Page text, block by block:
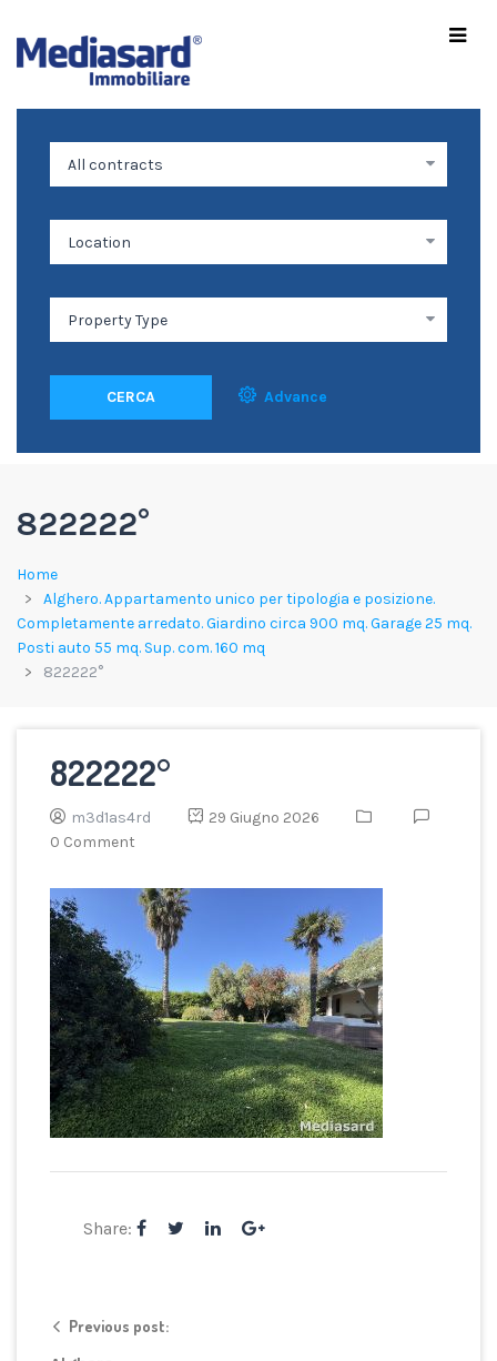
CERCA Advance
822222°
Home
Alghero. Appartamento unico per tipologia e posizione.
Completamente arredato. Giardino circa 900 mq. Garage 25 mq.
Posti auto 55 mq. Sup. com. 160 mq
822222°
822222°
m3d1as4rd
29 Giugno 2026
0 Comment
Share:
Previous post: